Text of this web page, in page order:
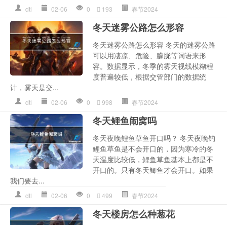
dtl 02-06 0 193 春节2024
冬天迷雾公路怎么形容
冬天迷雾公路怎么形容 冬天的迷雾公路
可以用凄凉、危险、朦胧等词语来形
容。数据显示，冬季的雾天视线模糊程
度普遍较低，根据交管部门的数据统
计，雾天是交...
dtl 02-06 0 998 春节2024
冬天鲤鱼闹窝吗
冬天夜晚鲤鱼草鱼开口吗？ 冬天夜晚钓
鲤鱼草鱼是不会开口的，因为寒冷的冬
天温度比较低，鲤鱼草鱼基本上都是不
开口的。只有冬天鲫鱼才会开口。如果
我们要去...
dtl 02-06 0 499 春节2024
冬天楼房怎么种葱花